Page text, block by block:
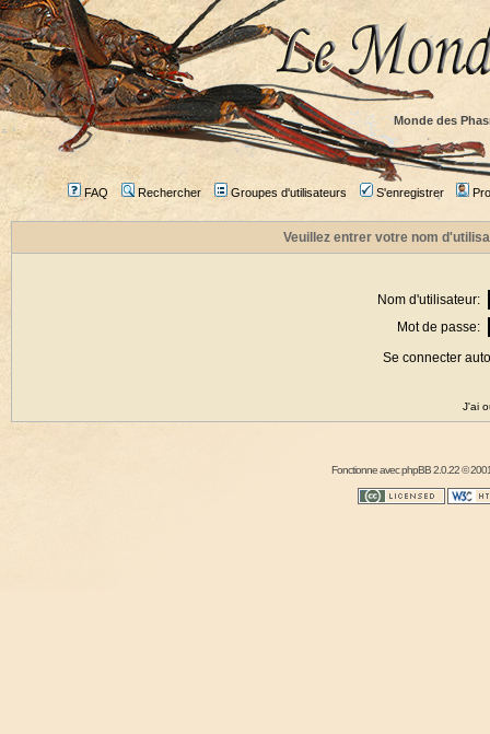
Monde des
FAQ Rechercher Groupes d'utilisateurs S'enregistrer
Veuillez entrer votre nom
Nom d'utilisateur:
Mot de passe:
Se connecter
J'ai
Fonctionne avecphpBB2.0.22 ©